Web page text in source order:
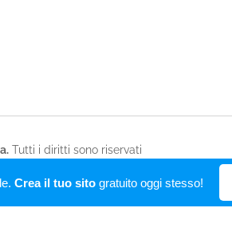
Tutti i diritti sono riservati
Crea il tuo sitogratuito oggi stesso!